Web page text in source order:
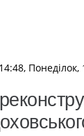
14:48,